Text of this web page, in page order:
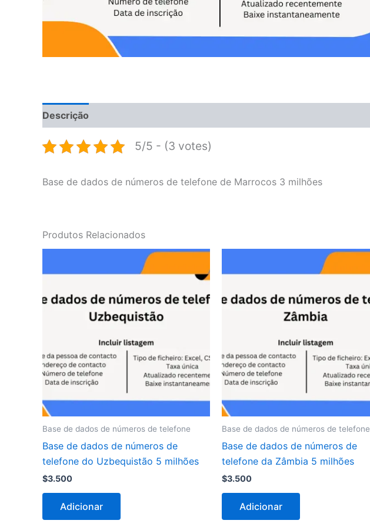
Descrição
5/5 - (3 votes)
Base de dados de números de telefone de Marrocos 3 milhões
Produtos Relacionados
Base de dados de números de telefone
Base de dados de números de
telefone do Uzbequistão 5 milhões
$3.500
Adicionar
Base de dados de números de telefone
Base de dados de números de
telefone da Zâmbia 5 milhões
$3.500
Adicionar